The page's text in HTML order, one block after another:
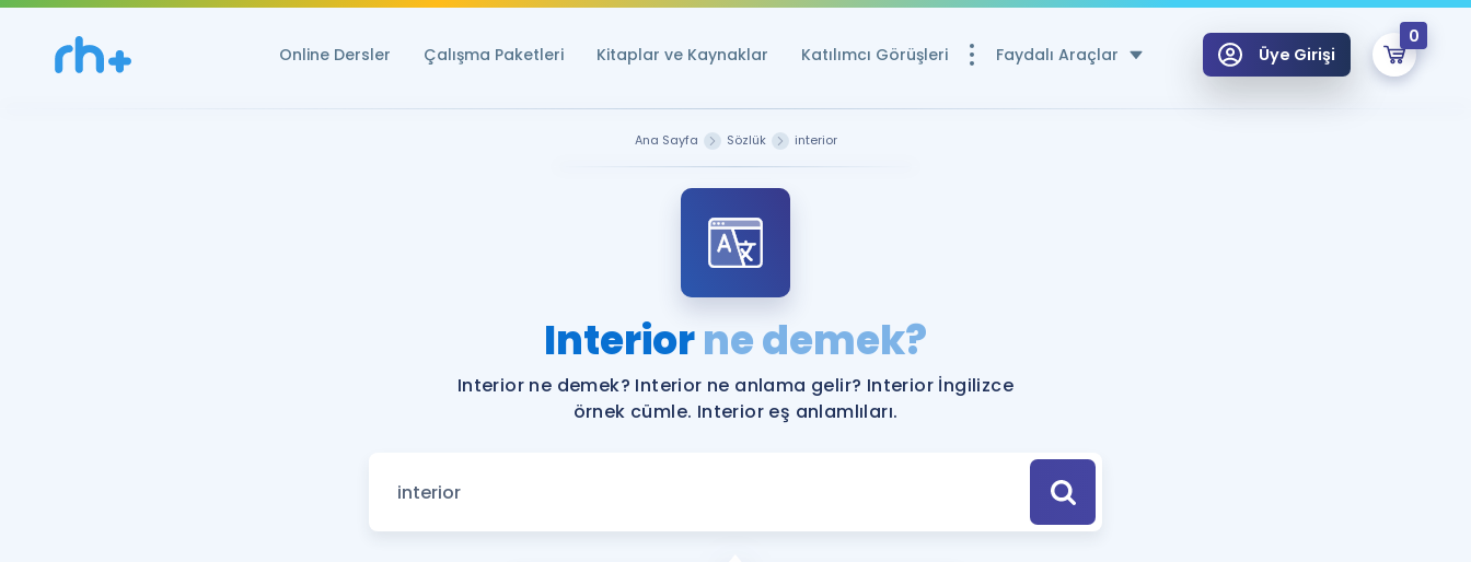
Online Dersler Çalışma Paketleri Kitaplar ve Kaynaklar Katılımcı Görüşleri Faydalı Araçlar
YDS ve YÖKDİL Puan Hesaplama Aracı
Rehberlik Aracı
YDS ve YÖKDİL'e Hazırlananlar için Öneriler
Tüm ÖSYM Sınavları Tek Takvimde
Üye Girişi
0
Ana Sayfa Sözlük interior
Interiorne demek?
Interior ne demek? Interior ne anlama gelir? Interior İngilizce
örnek cümle. Interior eş anlamlıları.